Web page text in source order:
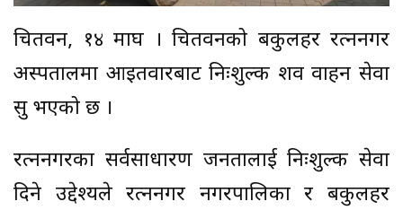
चितवन, १४ माघ । चितवनको बकुलहर रत्ननगर
अस्पतालमा आइतवारबाट निःशुल्क शव वाहन सेवा
सुरु भएको छ ।
रत्ननगरका सर्वसाधारण जनतालाई निःशुल्क सेवा
दिने उद्देश्यले रत्ननगर नगरपालिका र बकुलहर